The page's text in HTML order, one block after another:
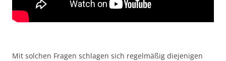
Mit solchen Fragen schlagen sich regelmäßig diejenigen